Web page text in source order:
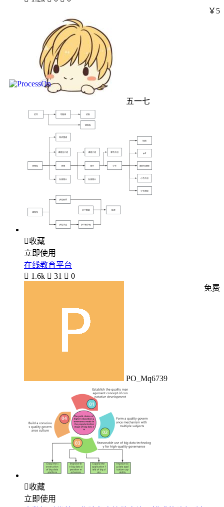
五一七
￥5
收藏
立即使用
在线教育平台
 1.6k  31  0
PO_Mq6739
免费
收藏
立即使用